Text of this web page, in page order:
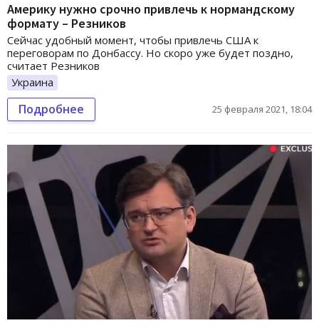
Америку нужно срочно привлечь к нормандскому
формату – Резников
Сейчас удобный момент, чтобы привлечь США к
переговорам по Донбассу. Но скоро уже будет поздно,
считает Резников
Украина
Подробнее 25 февраля 2021, 18:04